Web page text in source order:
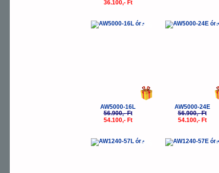
36.100,- Ft
-5%
AW5000-16L
56.900,- Ft
54.100,- Ft
-
AW5000-24E
56.900,- Ft
54.100,- Ft
-5% -